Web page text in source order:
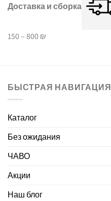
Доставка и сборка
150 – 800 ₪
БЫСТРАЯ НАВИГАЦИЯ
Каталог
Без ожидания
ЧАВО
Акции
Наш блог